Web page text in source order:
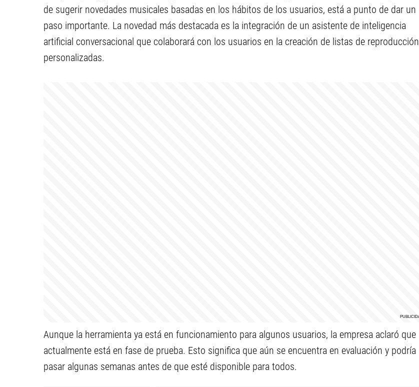
de sugerir novedades musicales basadas en los hábitos de los usuarios, está a punto de dar un
paso importante. La novedad más destacada es la integración de un asistente de inteligencia
artificial conversacional que colaborará con los usuarios en la creación de listas de reproducción
personalizadas.
Aunque la herramienta ya está en funcionamiento para algunos usuarios, la empresa aclaró que
actualmente está en fase de prueba. Esto significa que aún se encuentra en evaluación y podría
pasar algunas semanas antes de que esté disponible para todos.